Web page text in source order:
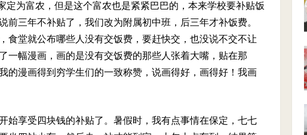
定为富农，但是这个富农也是紧紧巴巴的，本来学校要补贴饭
前三年不补贴了，我们改为附属初中班，后三年才补饭费。
食堂就公布哪些人没有交饭费，要赶快交，也没说不交不让
一幅漫画，画的是没有交饭费的那些人张着大嘴，贴在那
的漫画得到穷学生们的一致称赞，说画得好，画得好！我画
始享受四块钱的补贴了。暑假时，我有点事情在保定，七七